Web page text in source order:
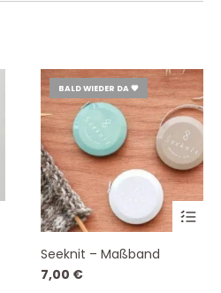
BALD WIEDER DA 💗
Seeknit – Maßband
7,00 €